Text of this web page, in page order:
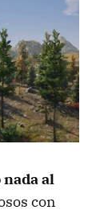
nada al
con